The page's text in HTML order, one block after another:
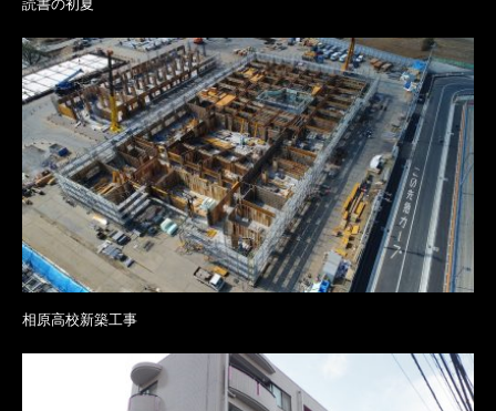
読書の初夏
相原高校新築工事